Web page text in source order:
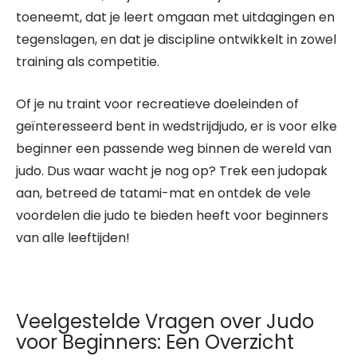
toeneemt, dat je leert omgaan met uitdagingen en
tegenslagen, en dat je discipline ontwikkelt in zowel
training als competitie.
Of je nu traint voor recreatieve doeleinden of
geïnteresseerd bent in wedstrijdjudo, er is voor elke
beginner een passende weg binnen de wereld van
judo. Dus waar wacht je nog op? Trek een judopak
aan, betreed de tatami-mat en ontdek de vele
voordelen die judo te bieden heeft voor beginners
van alle leeftijden!
Veelgestelde Vragen over Judo
voor Beginners: Een Overzicht